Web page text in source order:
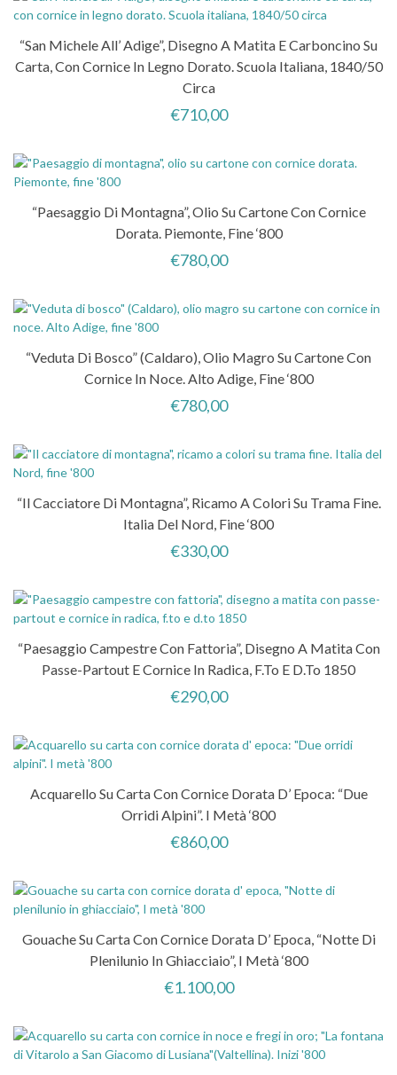
“San Michele All’ Adige”, Disegno A Matita E Carboncino Su
Carta, Con Cornice In Legno Dorato. Scuola Italiana, 1840/50
Circa
€710,00
“Paesaggio Di Montagna”, Olio Su Cartone Con Cornice
Dorata. Piemonte, Fine ‘800
€780,00
“Veduta Di Bosco” (Caldaro), Olio Magro Su Cartone Con
Cornice In Noce. Alto Adige, Fine ‘800
€780,00
“Il Cacciatore Di Montagna”, Ricamo A Colori Su Trama Fine.
Italia Del Nord, Fine ‘800
€330,00
“Paesaggio Campestre Con Fattoria”, Disegno A Matita Con
Passe-Partout E Cornice In Radica, F.to E D.to 1850
€290,00
Acquarello Su Carta Con Cornice Dorata D’ Epoca: “Due
Orridi Alpini”. I Metà ‘800
€860,00
Gouache Su Carta Con Cornice Dorata D’ Epoca, “Notte Di
Plenilunio In Ghiacciaio”, I Metà ‘800
€1.100,00